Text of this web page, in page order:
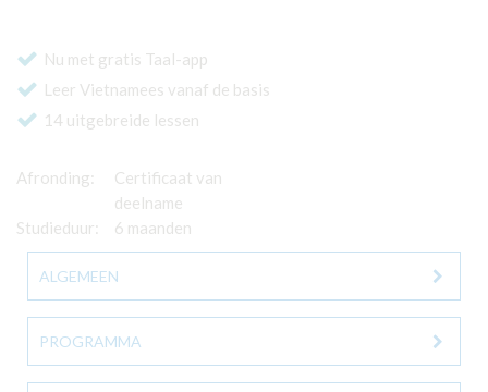
Nu met gratis Taal-app
Leer Vietnamees vanaf de basis
14 uitgebreide lessen
Afronding:
Certificaat van
deelname
Studieduur:
6 maanden
ALGEMEEN
PROGRAMMA